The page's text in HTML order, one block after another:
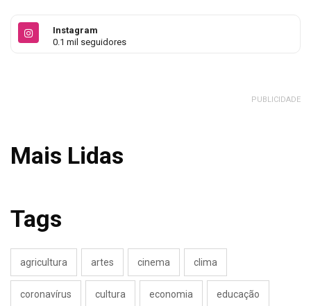
Instagram
0.1 mil seguidores
PUBLICIDADE
Mais Lidas
Tags
agricultura artes cinema clima
coronavírus cultura economia educação